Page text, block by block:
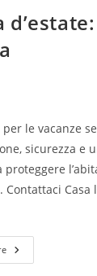
le vacanze
sicurezza e
Casa